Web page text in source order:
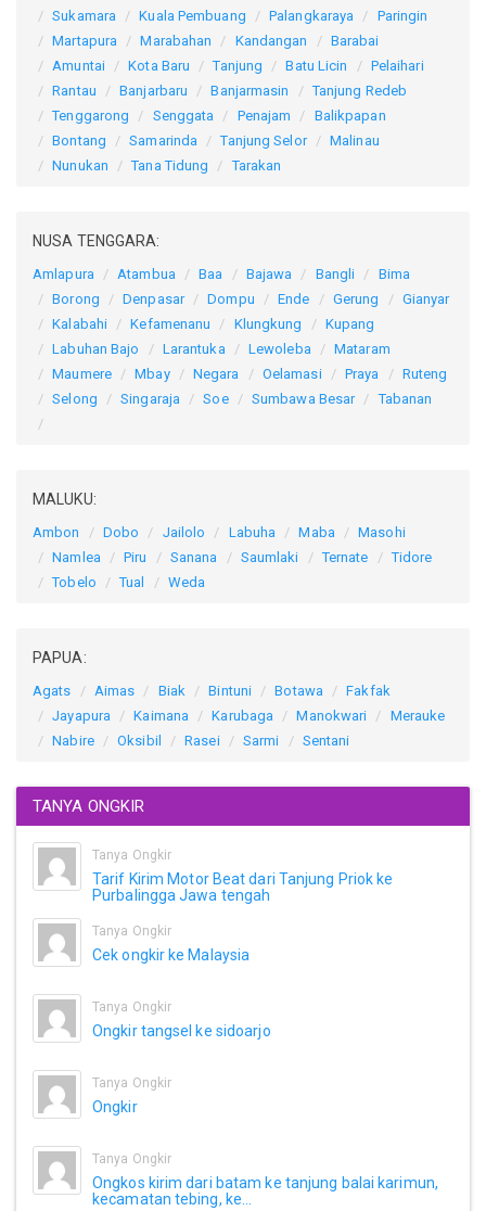
Sukamara
Kuala Pembuang Palangkaraya
Paringin
Martapura
Marabahan Kandangan
Barabai
Amuntai
Kota Baru Tanjung Batu Licin
Pelaihari
Rantau
Banjarbaru Banjarmasin
Tanjung Redeb
Tenggarong
Senggata Penajam
Balikpapan
Bontang
Samarinda Tanjung Selor
Malinau
Nunukan
Tana Tidung Tarakan
NUSA TENGGARA:
Amlapura Atambua Baa Bajawa Bangli
Bima
Borong
Denpasar Dompu Ende Gerung
Gianyar
Kalabahi
Kefamenanu Klungkung
Kupang
Labuhan Bajo
Larantuka Lewoleba
Mataram
Maumere
Mbay Negara Oelamasi Praya
Ruteng
Selong
Singaraja Soe Sumbawa Besar Tabanan
MALUKU:
Ambon Dobo Jailolo Labuha Maba
Masohi
Namlea
Piru Sanana Saumlaki Ternate
Tidore
Tobelo
Tual Weda
PAPUA:
Agats Aimas Biak Bintuni Botawa
Fakfak
Jayapura
Kaimana Karubaga Manokwari
Merauke
Nabire
Oksibil Rasei Sarmi Sentani
TANYA ONGKIR
Tanya Ongkir
Tarif Kirim Motor Beat dari Tanjung Priok ke
Purbalingga Jawa tengah
Tanya Ongkir
Cek ongkir ke Malaysia
Tanya Ongkir
Ongkir tangsel ke sidoarjo
Tanya Ongkir
Ongkir
Tanya Ongkir
Ongkos kirim dari batam ke tanjung balai karimun,
kecamatan tebing, ke...